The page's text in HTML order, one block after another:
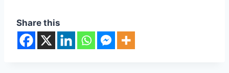
Share this